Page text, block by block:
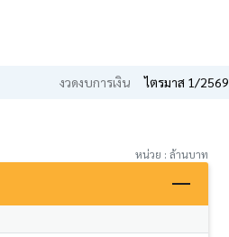
งวดงบการเงิน ไตรมาส 1/2569
หน่วย : ล้านบาท